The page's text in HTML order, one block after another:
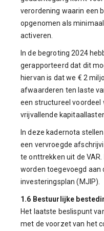
verordening waarin een
opgenomen als
activeren.
In de begroting 2024
gerapporteerd dat dit
hiervan is dat we € 2
afwaarderen ten laste
een structureel voordeel
vrijvallende
In deze kadernota
een vervroegde
te onttrekken uit de
worden toegevoegd aan
investeringsplan (MJIP).
1.6 Bestuurlijke
Het laatste beslispunt
met de voorzet van het